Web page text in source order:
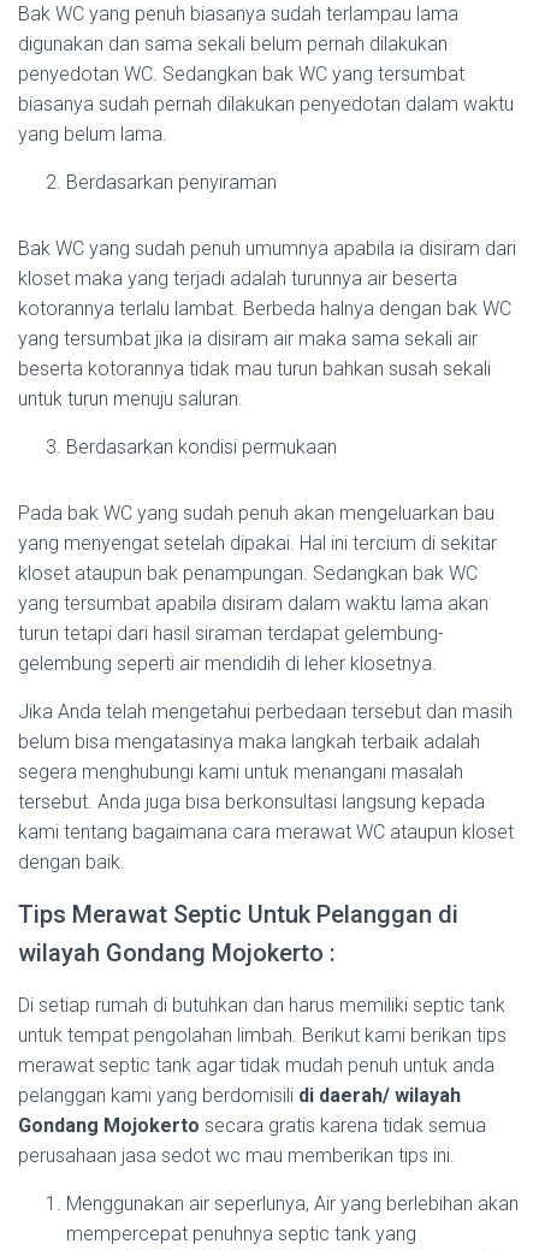
Bak WC yang penuh biasanya sudah terlampau lama
digunakan dan sama sekali belum pernah dilakukan
penyedotan WC. Sedangkan bak WC yang tersumbat
biasanya sudah pernah dilakukan penyedotan dalam waktu
yang belum lama.
Berdasarkan penyiraman
Bak WC yang sudah penuh umumnya apabila ia disiram dari
kloset maka yang terjadi adalah turunnya air beserta
kotorannya terlalu lambat. Berbeda halnya dengan bak WC
yang tersumbat jika ia disiram air maka sama sekali air
beserta kotorannya tidak mau turun bahkan susah sekali
untuk turun menuju saluran.
Berdasarkan kondisi permukaan
Pada bak WC yang sudah penuh akan mengeluarkan bau
yang menyengat setelah dipakai. Hal ini tercium di sekitar
kloset ataupun bak penampungan. Sedangkan bak WC
yang tersumbat apabila disiram dalam waktu lama akan
turun tetapi dari hasil siraman terdapat gelembung-
gelembung seperti air mendidih di leher klosetnya.
Jika Anda telah mengetahui perbedaan tersebut dan masih
belum bisa mengatasinya maka langkah terbaik adalah
segera menghubungi kami untuk menangani masalah
tersebut. Anda juga bisa berkonsultasi langsung kepada
kami tentang bagaimana cara merawat WC ataupun kloset
dengan baik.
Tips Merawat Septic Untuk Pelanggan di
wilayah Gondang Mojokerto :
Di setiap rumah di butuhkan dan harus memiliki septic tank
untuk tempat pengolahan limbah. Berikut kami berikan tips
merawat septic tank agar tidak mudah penuh untuk anda
pelanggan kami yang berdomisili di daerah/ wilayah
Gondang Mojokerto secara gratis karena tidak semua
perusahaan jasa sedot wc mau memberikan tips ini.
Menggunakan air seperlunya, Air yang berlebihan akan
mempercepat penuhnya septic tank yang